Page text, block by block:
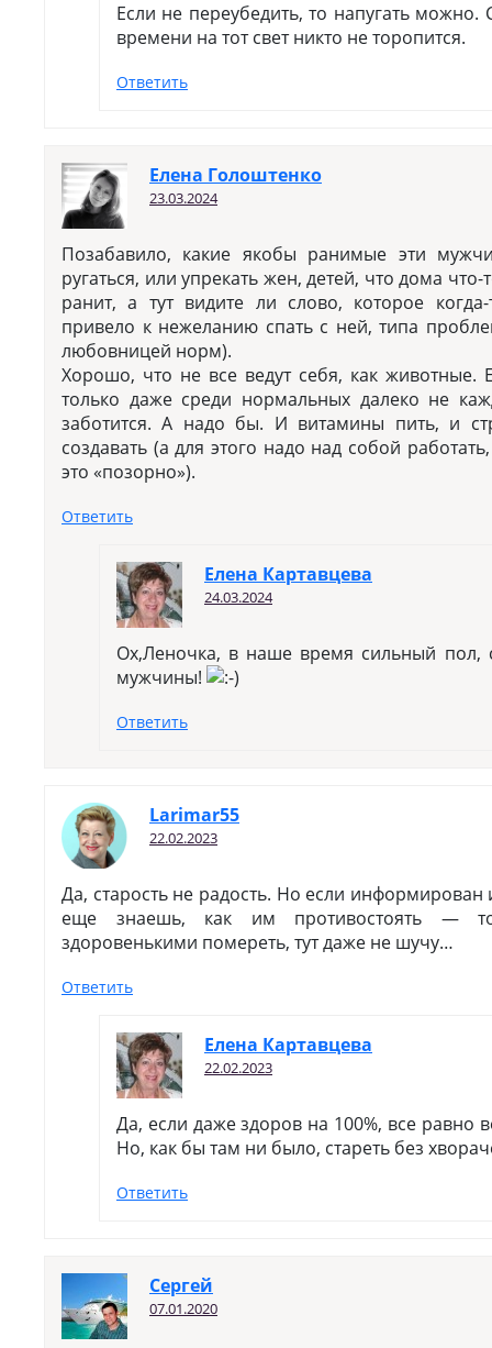
Если не переубедить, то напугать можно.
времени на тот свет никто не торопится.
Ответить
Елена Голоштенко
23.03.2024
Позабавило, какие якобы ранимые эти
ругаться, или упрекать жен, детей, что дома
ранит, а тут видите ли слово, которое
привело к нежеланию спать с ней, типа
любовницей норм).
Хорошо, что не все ведут себя, как животные.
только даже среди нормальных далеко не
заботится. А надо бы. И витамины пить, и
создавать (а для этого надо над собой
это «позорно»).
Ответить
Елена Картавцева
24.03.2024
Ох,Леночка, в наше время сильный
мужчины!
Ответить
Larimar55
22.02.2023
Да, старость не радость. Но если информирован
еще знаешь, как им противостоять —
здоровенькими помереть, тут даже не шучу…
Ответить
Елена Картавцева
22.02.2023
Да, если даже здоров на 100%, все равно
Но, как бы там ни было, стареть без
Ответить
Сергей
07.01.2020